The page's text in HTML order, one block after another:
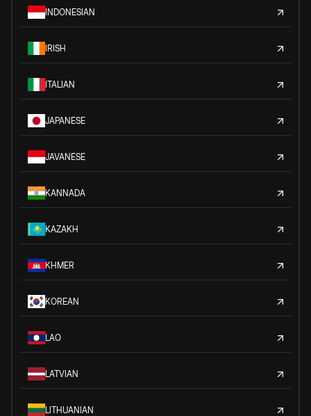
INDONESIAN
IRISH
ITALIAN
JAPANESE
JAVANESE
KANNADA
KAZAKH
KHMER
KOREAN
LAO
LATVIAN
LITHUANIAN